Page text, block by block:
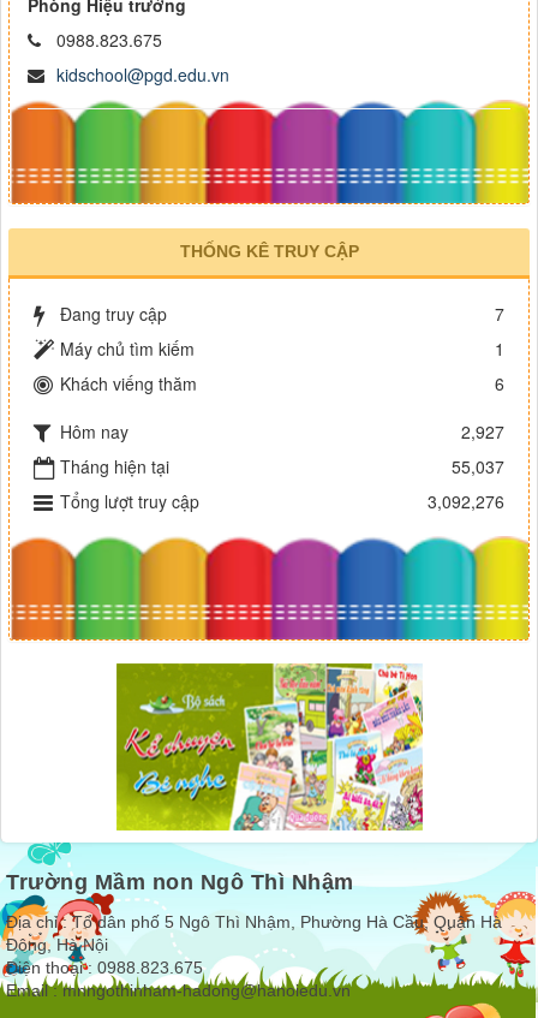
Phòng Hiệu trưởng
0988.823.675
kidschool@pgd.edu.vn
THỐNG KÊ TRUY CẬP
Đang truy cập
7
Máy chủ tìm kiếm
1
Khách viếng thăm
6
Hôm nay
2,927
Tháng hiện tại
55,037
Tổng lượt truy cập
3,092,276
Trường Mầm non Ngô Thì Nhậm
Địa chỉ : Tổ dân phố 5 Ngô Thì Nhậm, Phường Hà Cầu, Quận Hà
Đông, Hà Nội
Điện thoại : 0988.823.675
Email :mnngothinham-hadong@hanoiedu.vn